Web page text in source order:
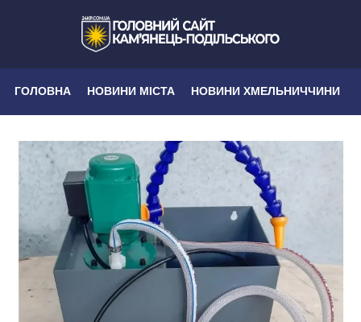
ГОЛОВНА НОВИНИ МІСТА НОВИНИ ХМЕЛЬНИЧЧИНИ